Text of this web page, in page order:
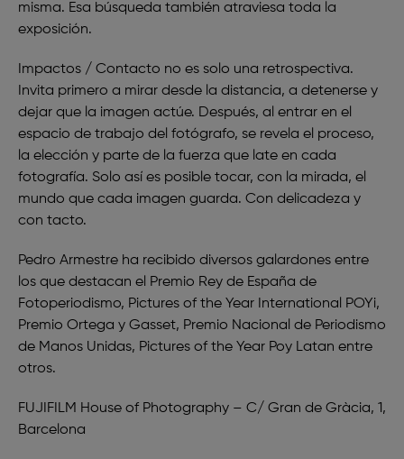
misma. Esa búsqueda también atraviesa toda la
exposición.
Impactos / Contacto no es solo una retrospectiva.
Invita primero a mirar desde la distancia, a detenerse y
dejar que la imagen actúe. Después, al entrar en el
espacio de trabajo del fotógrafo, se revela el proceso,
la elección y parte de la fuerza que late en cada
fotografía. Solo así es posible tocar, con la mirada, el
mundo que cada imagen guarda. Con delicadeza y
con tacto.
Pedro Armestre ha recibido diversos galardones entre
los que destacan el Premio Rey de España de
Fotoperiodismo, Pictures of the Year International POYi,
Premio Ortega y Gasset, Premio Nacional de Periodismo
de Manos Unidas, Pictures of the Year Poy Latan entre
otros.
FUJIFILM House of Photography – C/ Gran de Gràcia, 1,
Barcelona